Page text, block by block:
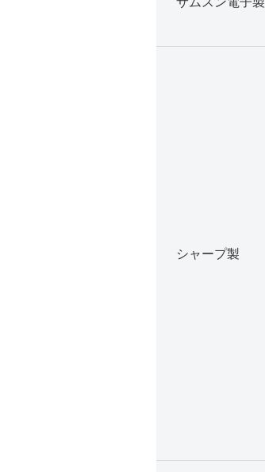
シャープ製